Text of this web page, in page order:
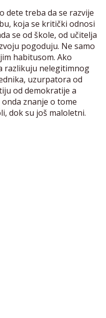
dete treba da se razvije
koja se kritički odnosi
se od škole, od učitelja
pogoduju. Ne samo
habitusom. Ako
razlikuju nelegitimnog
uzurpatora od
od demokratije a
znanje o tome
dok su još maloletni.